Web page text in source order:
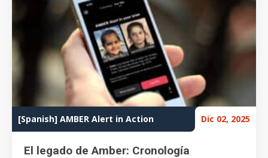
[Spanish] AMBER Alert in Action Dic 02, 2025
El legado de Amber: Cronología